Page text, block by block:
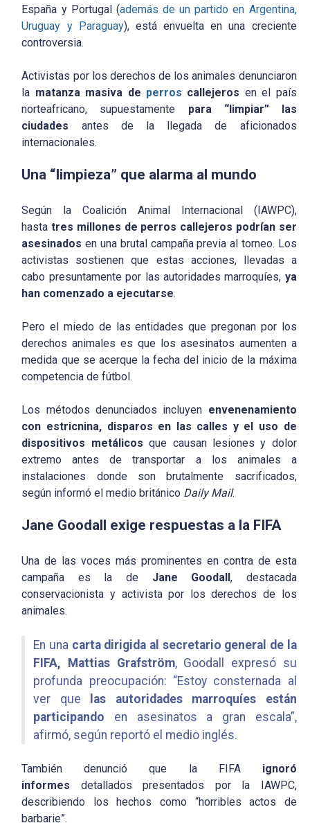
España y Portugal (además de un partido en Argentina,
Uruguay y Paraguay), está envuelta en una creciente
controversia.
Activistas por los derechos de los animales denunciaron
la matanza masiva de perros callejeros en el país
norteafricano, supuestamente para “limpiar” las
ciudades antes de la llegada de aficionados
internacionales.
Una “limpieza” que alarma al mundo
Según la Coalición Animal Internacional (IAWPC),
hastatres millones de perros callejeros podrían ser
asesinados en una brutal campaña previa al torneo. Los
activistas sostienen que estas acciones, llevadas a
cabo presuntamente por las autoridades marroquíes, ya
han comenzado a ejecutarse.
Pero el miedo de las entidades que pregonan por los
derechos animales es que los asesinatos aumenten a
medida que se acerque la fecha del inicio de la máxima
competencia de fútbol.
Los métodos denunciados incluyen envenenamiento
con estricnina, disparos en las calles y el uso de
dispositivos metálicos que causan lesiones y dolor
extremo antes de transportar a los animales a
instalaciones donde son brutalmente sacrificados,
según informó el medio británico Daily Mail.
Jane Goodall exige respuestas a la FIFA
Una de las voces más prominentes en contra de esta
campaña es la de Jane Goodall, destacada
conservacionista y activista por los derechos de los
animales.
En una carta dirigida al secretario general de la
FIFA, Mattias Grafström, Goodall expresó su
profunda preocupación: “Estoy consternada al
ver que
las autoridades marroquíes están
participando en asesinatos a gran escala”,
afirmó, según reportó el medio inglés.
También denunció que la FIFAignoró
informes detallados presentados por la IAWPC,
describiendo los hechos como “horribles actos de
barbarie”.